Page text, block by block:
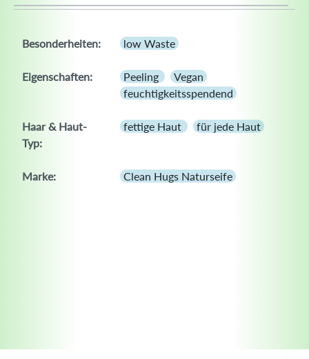
Besonderheiten: low Waste
Eigenschaften: Peeling
Vegan
feuchtigkeitsspendend
Haar & Haut-
Typ:
fettige Haut für jede Haut
Marke: Clean Hugs Naturseife